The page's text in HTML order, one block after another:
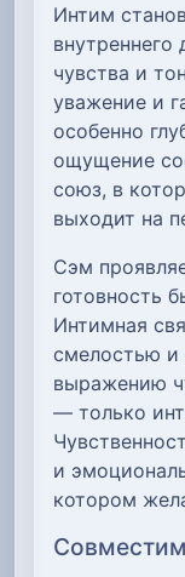
Интим
чувства и
уважение и
особенно
ощущение
союз, в
выходит на
Сэм
готовность
Интимная
смелостью и
выражению
— только
и
котором